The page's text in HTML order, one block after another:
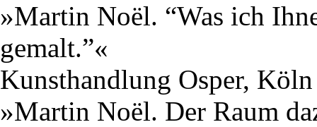
»Martin Noël. “Was ich
gemalt.”«
Kunsthandlung Osper, Köln
»Martin Noël. Der Raum